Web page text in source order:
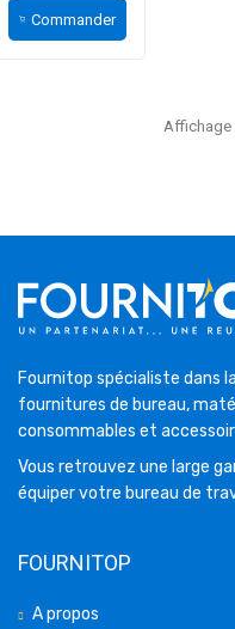
Commander
Affichage
Fournitop spécialiste dans
fournitures de bureau,
consommables et
Vous retrouvez une large
équiper votre bureau de
FOURNITOP
A propos